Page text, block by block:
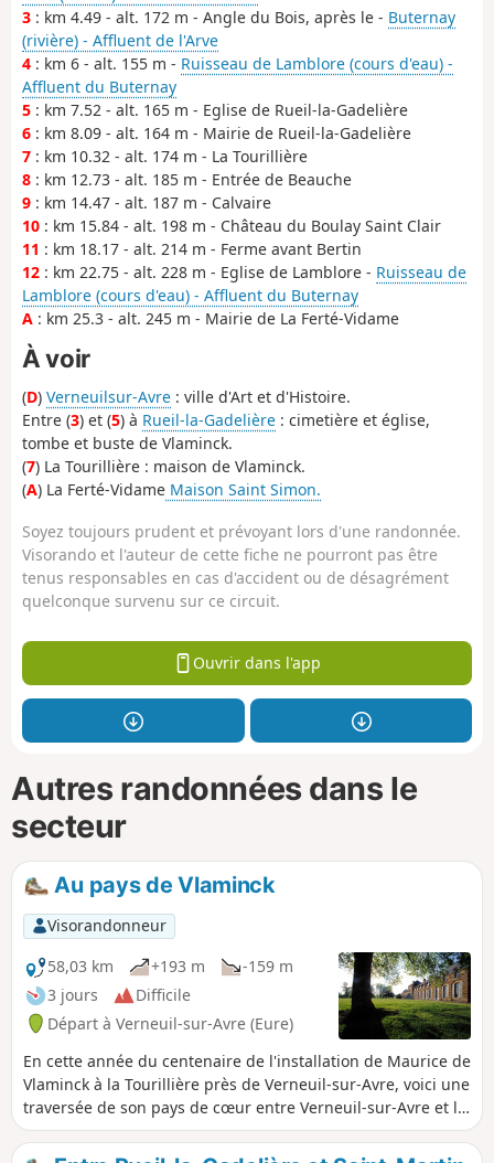
3 : km 4.49 - alt. 172 m - Angle du Bois, après le - Buternay
(rivière) - Affluent de l'Arve
4 : km 6 - alt. 155 m - Ruisseau de Lamblore (cours d'eau) -
Affluent du Buternay
5 : km 7.52 - alt. 165 m - Eglise de Rueil-la-Gadelière
6 : km 8.09 - alt. 164 m - Mairie de Rueil-la-Gadelière
7 : km 10.32 - alt. 174 m - La Tourillière
8 : km 12.73 - alt. 185 m - Entrée de Beauche
9 : km 14.47 - alt. 187 m - Calvaire
10 : km 15.84 - alt. 198 m - Château du Boulay Saint Clair
11 : km 18.17 - alt. 214 m - Ferme avant Bertin
12 : km 22.75 - alt. 228 m - Eglise de Lamblore - Ruisseau de
Lamblore (cours d'eau) - Affluent du Buternay
A : km 25.3 - alt. 245 m - Mairie de La Ferté-Vidame
À voir
(D) Verneuilsur-Avre : ville d'Art et d'Histoire.
Entre (3) et (5) à Rueil-la-Gadelière : cimetière et église,
tombe et buste de Vlaminck.
(7) La Tourillière : maison de Vlaminck.
(A) La Ferté-Vidame Maison Saint Simon.
Soyez toujours prudent et prévoyant lors d'une randonnée.
Visorando et l'auteur de cette fiche ne pourront pas être
tenus responsables en cas d'accident ou de désagrément
quelconque survenu sur ce circuit.
Ouvrir dans l'app
Autres randonnées dans le
secteur
Au pays de Vlaminck
Visorandonneur
58,03 km
+193 m
-159 m
3 jours
Difficile
Départ à Verneuil-sur-Avre (Eure)
En cette année du centenaire de l'installation de Maurice de
Vlaminck à la Tourillière près de Verneuil-sur-Avre, voici une
traversée de son pays de cœur entre Verneuil-sur-Avre et la
Loupe. Ces villes sont toutes deux desservies par les gares
ferroviaires que l'on peut joindre depuis Paris